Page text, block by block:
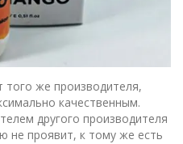
того же производителя,
качественным.
другого производителя
не проявит, к тому же есть